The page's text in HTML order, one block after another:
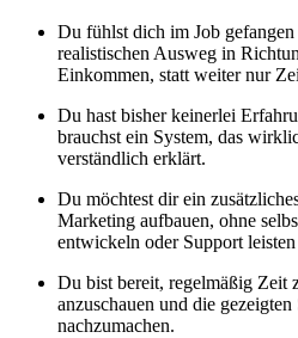
Du fühlst dich im Job
realistischen Ausweg in
Einkommen, statt weiter nur
Du hast bisher keinerlei
brauchst ein System, das
verständlich erklärt.
Du möchtest dir ein
Marketing aufbauen, ohne
entwickeln oder Support leisten
Du bist bereit, regelmäßig Zeit
anzuschauen und die
nachzumachen.